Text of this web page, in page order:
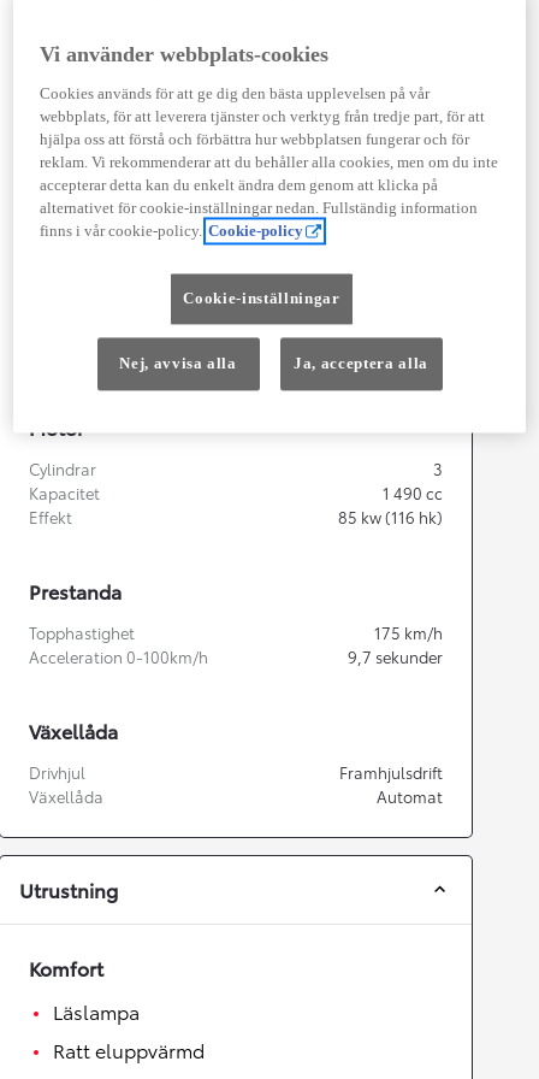
Width
1 745mm
Föbrukning
3,9
Kombinerad Co2 g/km
Motor
Cylindrar
3
Kapacitet
1 490 cc
Effekt
85 kw (116 hk)
Prestanda
Topphastighet 175 km/h
Acceleration 0-100km/h
9,7 sekunder
Växellåda
Drivhjul
Framhjulsdrift
Växellåda
Automat
Utrustning
Komfort
Läslampa
Ratt eluppvärmd
Vi använder webbplats-cookies
Cookies används för att ge dig den bästa upplevelsen på vår
webbplats, för att leverera tjänster och verktyg från tredje part, för att
hjälpa oss att förstå och förbättra hur webbplatsen fungerar och för
reklam. Vi rekommenderar att du behåller alla cookies, men om du inte
accepterar detta kan du enkelt ändra dem genom att klicka på
alternativet för cookie-inställningar nedan. Fullständig information
finns i vår cookie-policy. Cookie-policy
Cookie-inställningar
Nej, avvisa alla Ja, acceptera alla